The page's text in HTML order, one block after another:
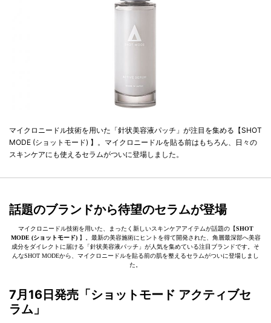
マイクロニードル技術を用いた「針状美容液パッチ」が注目を集める【SHOT
MODE (ショットモード) 】。マイクロニードルを貼る前はもちろん、日々の
スキンケアにも使えるセラムがついに登場しました。
話題のブランドから待望のセラムが登場
マイクロニードル技術を用いた、まったく新しいスキンケアアイテムが話題の【SHOT
MODE (ショットモード)】。最新の美容施術にヒントを得て開発された、角層最深部へ美容
成分をダイレクトに届ける「針状美容液パッチ」が人気を集めている注目ブランドです。そ
んなSHOT MODEから、マイクロニードルを貼る前の肌を整えるセラムがついに登場しまし
た。
7月16日発売「ショットモード アクティブセ
ラム」